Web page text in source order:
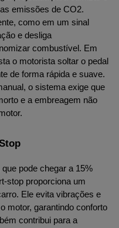
emissões de CO2.
como em um sinal
e desliga
combustível. Em
o motorista soltar o pedal
de forma rápida e suave.
o sistema exige que
e a embreagem não
pode chegar a 15%
stop proporciona um
Ele evita vibrações e
motor, garantindo conforto
contribui para a